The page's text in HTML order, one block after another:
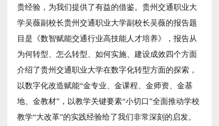
贵经验，为我们提供了有益的借鉴。 贵州交通职业大
学吴薇副校长贵州交通职业大学副校长吴薇的报告题
目是《数智赋能交通行业高技能人才培养》，报告从
为何转型、怎么转型、如何实施、建设成效四个方面
介绍了贵州交通职业大学在数字化转型方面的探索，
以数字化改造赋能“金专业、金课程、金师资、金基
地、金教材”，以教学关键要素“小切口”全面推动学校
教学“大改革”的实践经验给了我们非常深刻的启发。